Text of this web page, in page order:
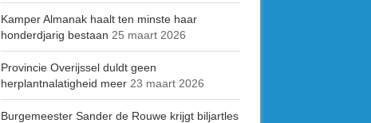
Kamper Almanak haalt ten minste haar
honderdjarig bestaan 25 maart 2026
Provincie Overijssel duldt geen
herplantnalatigheid meer 23 maart 2026
Burgemeester Sander de Rouwe krijgt biljartles